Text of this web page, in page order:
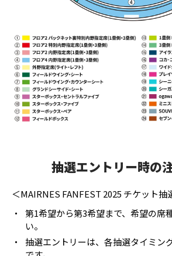
抽選エントリー時の
＜MAIRNES FANFEST 2025 チケット抽
・
第1希望から第3希望まで、希望の席
い。
・
抽選エントリーは、各抽選タイミン